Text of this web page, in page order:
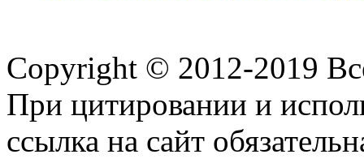
Copyright © 2012-2019
При цитировании и
ссылка на сайт